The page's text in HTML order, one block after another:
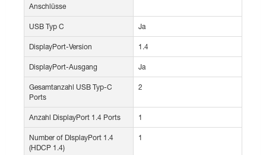
Anschlüsse
USB Typ C Ja
DisplayPort-Version 1.4
DisplayPort-Ausgang Ja
Gesamtanzahl USB Typ-C
Ports
2
Anzahl DisplayPort 1.4 Ports 1
Number of DIsplayPort 1.4
(HDCP 1.4)
1